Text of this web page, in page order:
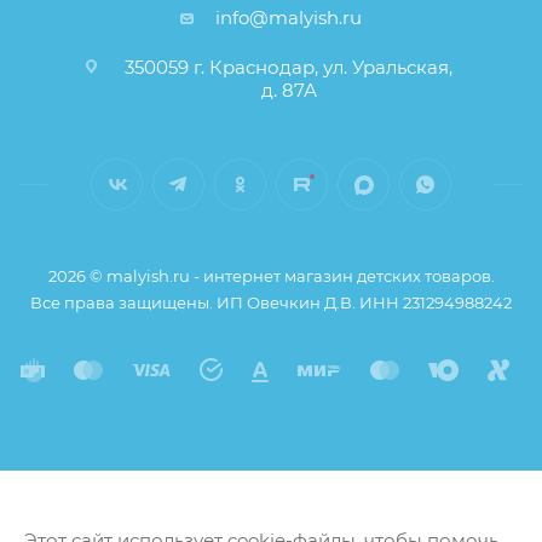
info@malyish.ru
350059 г. Краснодар, ул. Уральская,
д. 87А
2026 © malyish.ru - интернет магазин детских товаров.
Все права защищены. ИП Овечкин Д.В. ИНН 231294988242